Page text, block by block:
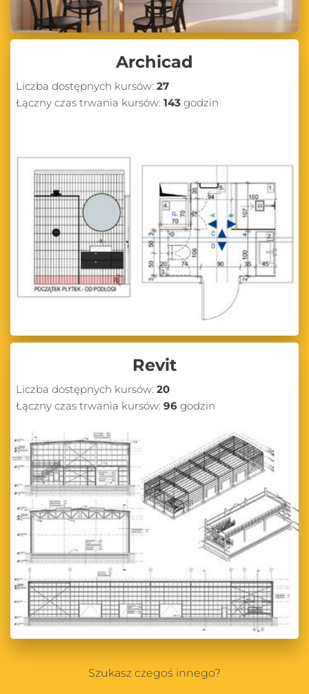
Archicad
Liczba dostępnych kursów: 27
Łączny czas trwania kursów: 143 godzin
Revit
Liczba dostępnych kursów: 20
Łączny czas trwania kursów: 96 godzin
Szukasz czegoś innego?